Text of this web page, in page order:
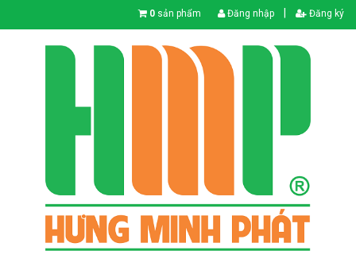
0 sản phẩm Đăng nhập Đăng ký